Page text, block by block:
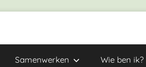
Samenwerken Wie ben ik?